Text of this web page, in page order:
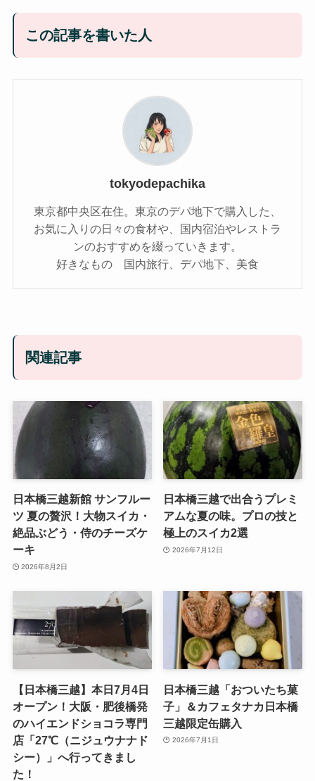
この記事を書いた人
tokyodepachika
東京都中央区在住。東京のデパ地下で購入した、
お気に入りの日々の食材や、国内宿泊やレストラ
ンのおすすめを綴っていきます。
好きなもの 国内旅行、デパ地下、美食
関連記事
日本橋三越新館 サンフルー
ツ 夏の贅沢！大物スイカ・
絶品ぶどう・侍のチーズケ
ーキ
2026年8月2日
日本橋三越で出合うプレミ
アムな夏の味。プロの技と
極上のスイカ2選
2026年7月12日
【日本橋三越】本日7月4日
オープン！大阪・肥後橋発
のハイエンドショコラ専門
店「27℃（ニジュウナナド
シー）」へ行ってきまし
た！
日本橋三越「おついたち菓
子」＆カフェタナカ日本橋
三越限定缶購入
2026年7月1日